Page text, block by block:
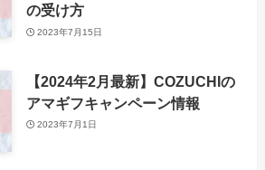
の受け方
2023年7月15日
【2024年2月最新】COZUCHIの
アマギフキャンペーン情報
2023年7月1日